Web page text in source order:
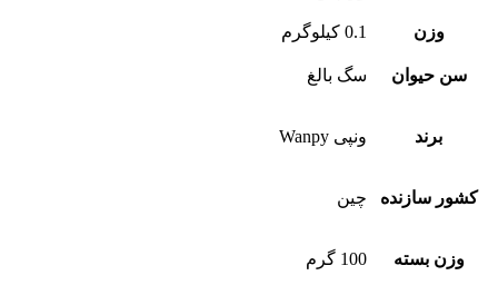
وزن 0.1 کیلوگرم
سن حیوان سگ بالغ
برند ونپی Wanpy
کشور سازنده چین
وزن بسته 100 گرم